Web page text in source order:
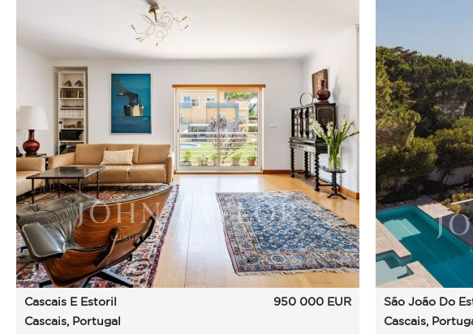
Cascais E Estoril
Cascais, Portugal
950 000 EUR
São João Do
Cascais,